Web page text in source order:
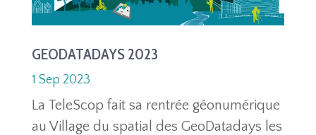
GEODATADAYS 2023
1 Sep 2023
La TeleScop fait sa rentrée géonumérique
au Village du spatial des GeoDatadays les